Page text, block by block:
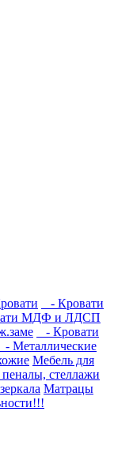
- Кровати
МДФ и ЛДСП
- Кровати
- Металлические
Мебель для
стеллажи
Матрацы